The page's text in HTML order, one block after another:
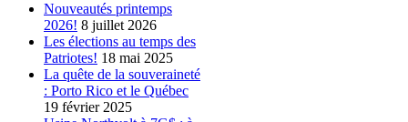
Nouveautés printemps
2026! 8 juillet 2026
Les élections au temps des
Patriotes! 18 mai 2025
La quête de la souveraineté
: Porto Rico et le Québec
19 février 2025